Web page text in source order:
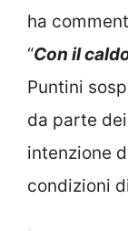
ha
“Con il
Puntini
da parte dei
intenzione
condizioni